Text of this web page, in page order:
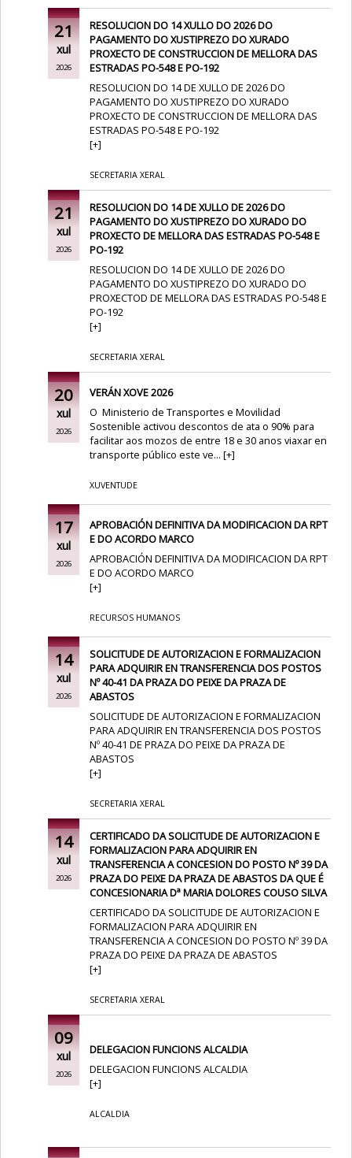
21
xul
2026
RESOLUCION DO 14 XULLO DO 2026 DO
PAGAMENTO DO XUSTIPREZO DO XURADO
PROXECTO DE CONSTRUCCION DE MELLORA DAS
ESTRADAS PO-548 E PO-192
RESOLUCION DO 14 DE XULLO DE 2026 DO
PAGAMENTO DO XUSTIPREZO DO XURADO
PROXECTO DE CONSTRUCCION DE MELLORA DAS
ESTRADAS PO-548 E PO-192
[+]
SECRETARIA XERAL
21
xul
2026
RESOLUCION DO 14 DE XULLO DE 2026 DO
PAGAMENTO DO XUSTIPREZO DO XURADO DO
PROXECTO DE MELLORA DAS ESTRADAS PO-548 E
PO-192
RESOLUCION DO 14 DE XULLO DE 2026 DO
PAGAMENTO DO XUSTIPREZO DO XURADO DO
PROXECTOD DE MELLORA DAS ESTRADAS PO-548 E
PO-192
[+]
SECRETARIA XERAL
20
xul
2026
VERÁN XOVE 2026
O Ministerio de Transportes e Movilidad
Sostenible activou descontos de ata o 90% para
facilitar aos mozos de entre 18 e 30 anos viaxar en
transporte público este ve...[+]
XUVENTUDE
17
xul
2026
APROBACIÓN DEFINITIVA DA MODIFICACION DA RPT
E DO ACORDO MARCO
APROBACIÓN DEFINITIVA DA MODIFICACION DA RPT
E DO ACORDO MARCO
[+]
RECURSOS HUMANOS
14
xul
2026
SOLICITUDE DE AUTORIZACION E FORMALIZACION
PARA ADQUIRIR EN TRANSFERENCIA DOS POSTOS
Nº 40-41 DA PRAZA DO PEIXE DA PRAZA DE
ABASTOS
SOLICITUDE DE AUTORIZACION E FORMALIZACION
PARA ADQUIRIR EN TRANSFERENCIA DOS POSTOS
Nº 40-41 DE PRAZA DO PEIXE DA PRAZA DE
ABASTOS
[+]
SECRETARIA XERAL
14
xul
2026
CERTIFICADO DA SOLICITUDE DE AUTORIZACION E
FORMALIZACION PARA ADQUIRIR EN
TRANSFERENCIA A CONCESION DO POSTO Nº 39 DA
PRAZA DO PEIXE DA PRAZA DE ABASTOS DA QUE É
CONCESIONARIA Dª MARIA DOLORES COUSO SILVA
CERTIFICADO DA SOLICITUDE DE AUTORIZACION E
FORMALIZACION PARA ADQUIRIR EN
TRANSFERENCIA A CONCESION DO POSTO Nº 39 DA
PRAZA DO PEIXE DA PRAZA DE ABASTOS
[+]
SECRETARIA XERAL
09
xul
2026
DELEGACION FUNCIONS ALCALDIA
DELEGACION FUNCIONS ALCALDIA
[+]
ALCALDIA